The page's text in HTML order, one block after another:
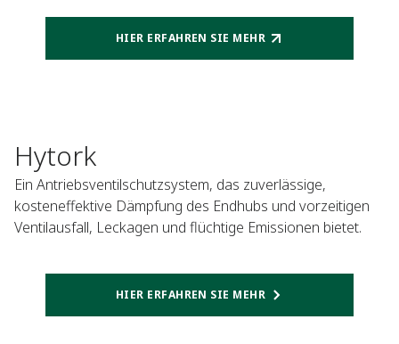
HIER ERFAHREN SIE MEHR
Hytork
Ein Antriebsventilschutzsystem, das zuverlässige,
kosteneffektive Dämpfung des Endhubs und vorzeitigen
Ventilausfall, Leckagen und flüchtige Emissionen bietet.
HIER ERFAHREN SIE MEHR